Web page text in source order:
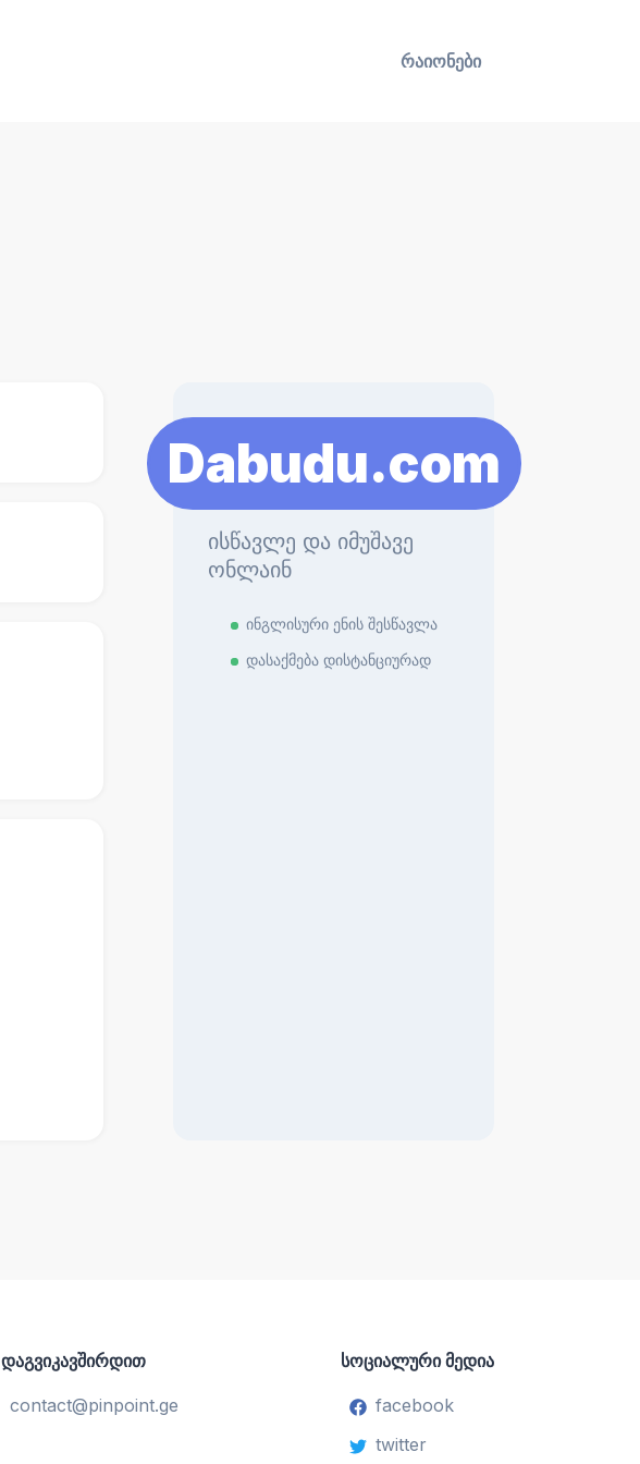
რაიონები
Dabudu.com
ისწავლე და იმუშავე
ონლაინ
ინგლისური ენის შესწავლა
დასაქმება დისტანციურად
დაგვიკავშირდით
contact@pinpoint.ge
სოციალური მედია
facebook
twitter